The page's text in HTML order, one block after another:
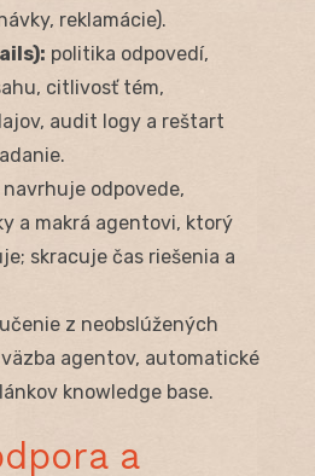
reklamácie).
politika odpovedí,
citlivosť tém,
audit logy a reštart
navrhuje odpovede,
a makrá agentovi, ktorý
skracuje čas riešenia a
z neobslúžených
agentov, automatické
knowledge base.
a